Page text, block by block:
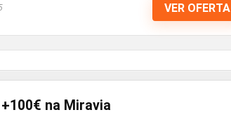
VER OFERTA
na Miravia